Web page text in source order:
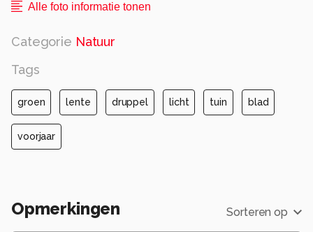
Alle foto informatie tonen
Categorie Natuur
Tags
groen lente druppel licht tuin blad
voorjaar
Opmerkingen Sorteren op